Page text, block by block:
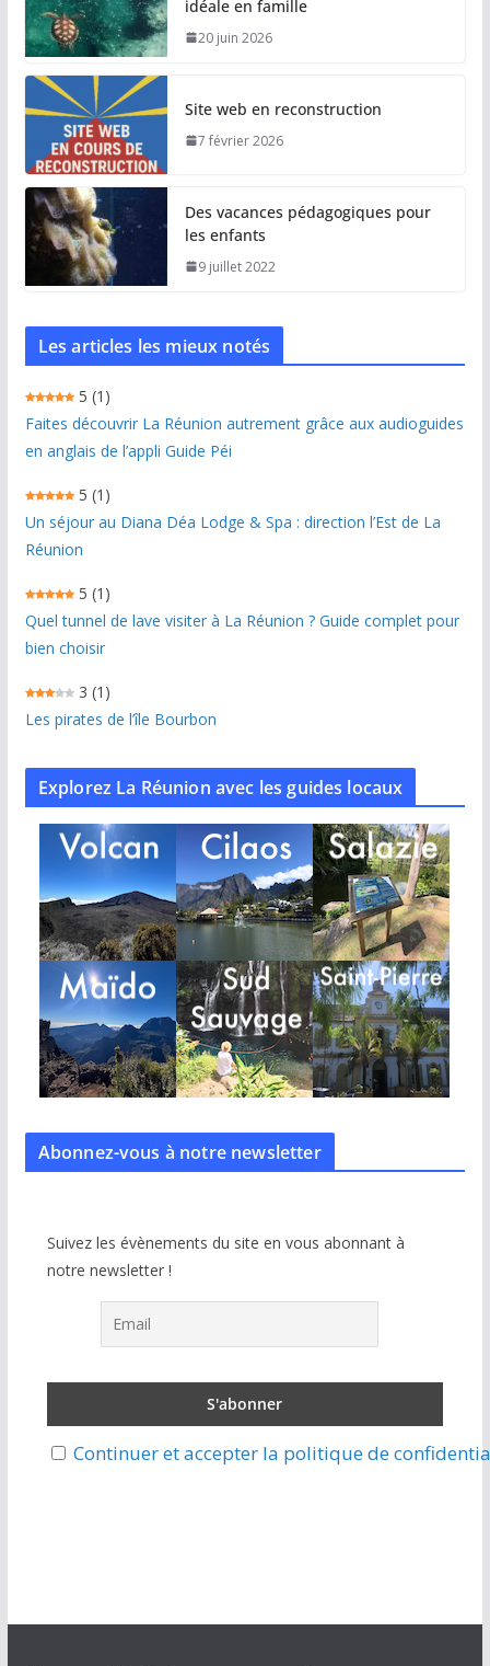
idéale en famille
20 juin 2026
Site web en reconstruction
7 février 2026
Des vacances pédagogiques pour
les enfants
9 juillet 2022
Les articles les mieux notés
5 (1)
Faites découvrir La Réunion autrement grâce aux audioguides
en anglais de l’appli Guide Péi
5 (1)
Un séjour au Diana Déa Lodge & Spa : direction l’Est de La
Réunion
5 (1)
Quel tunnel de lave visiter à La Réunion ? Guide complet pour
bien choisir
3 (1)
Les pirates de l’île Bourbon
Explorez La Réunion avec les guides locaux
Abonnez-vous à notre newsletter
Suivez les évènements du site en vous abonnant à
notre newsletter !
Continuer et accepter la politique de